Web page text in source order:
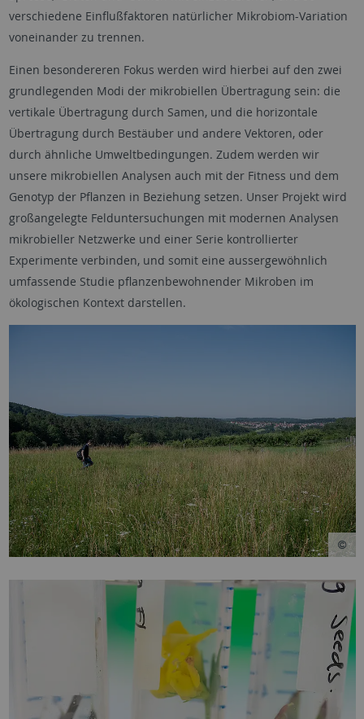
verschiedene Einflußfaktoren natürlicher Mikrobiom-Variation
voneinander zu trennen.
Einen besondereren Fokus werden wird hierbei auf den zwei
grundlegenden Modi der mikrobiellen Übertragung sein: die
vertikale Übertragung durch Samen, und die horizontale
Übertragung durch Bestäuber und andere Vektoren, oder
durch ähnliche Umweltbedingungen. Zudem werden wir
unsere mikrobiellen Analysen auch mit der Fitness und dem
Genotyp der Pflanzen in Beziehung setzen. Unser Projekt wird
großangelegte Felduntersuchungen mit modernen Analysen
mikrobieller Netzwerke und einer Serie kontrollierter
Experimente verbinden, und somit eine aussergewöhnlich
umfassende Studie pflanzenbewohnender Mikroben im
ökologischen Kontext darstellen.